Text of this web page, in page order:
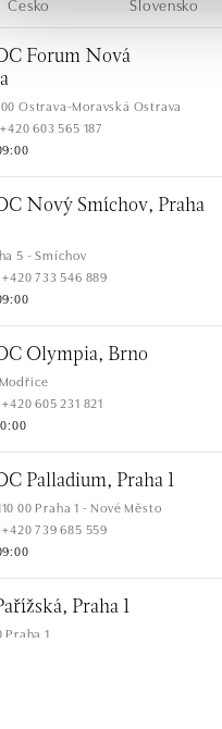
Forum Nová
Ostrava-Moravská Ostrava
603 565 187
Nový Smíchov, Praha
5 - Smíchov
733 546 889
Olympia, Brno
605 231 821
Palladium, Praha 1
00 Praha 1 - Nové Město
739 685 559
Praha 1
Praha 1